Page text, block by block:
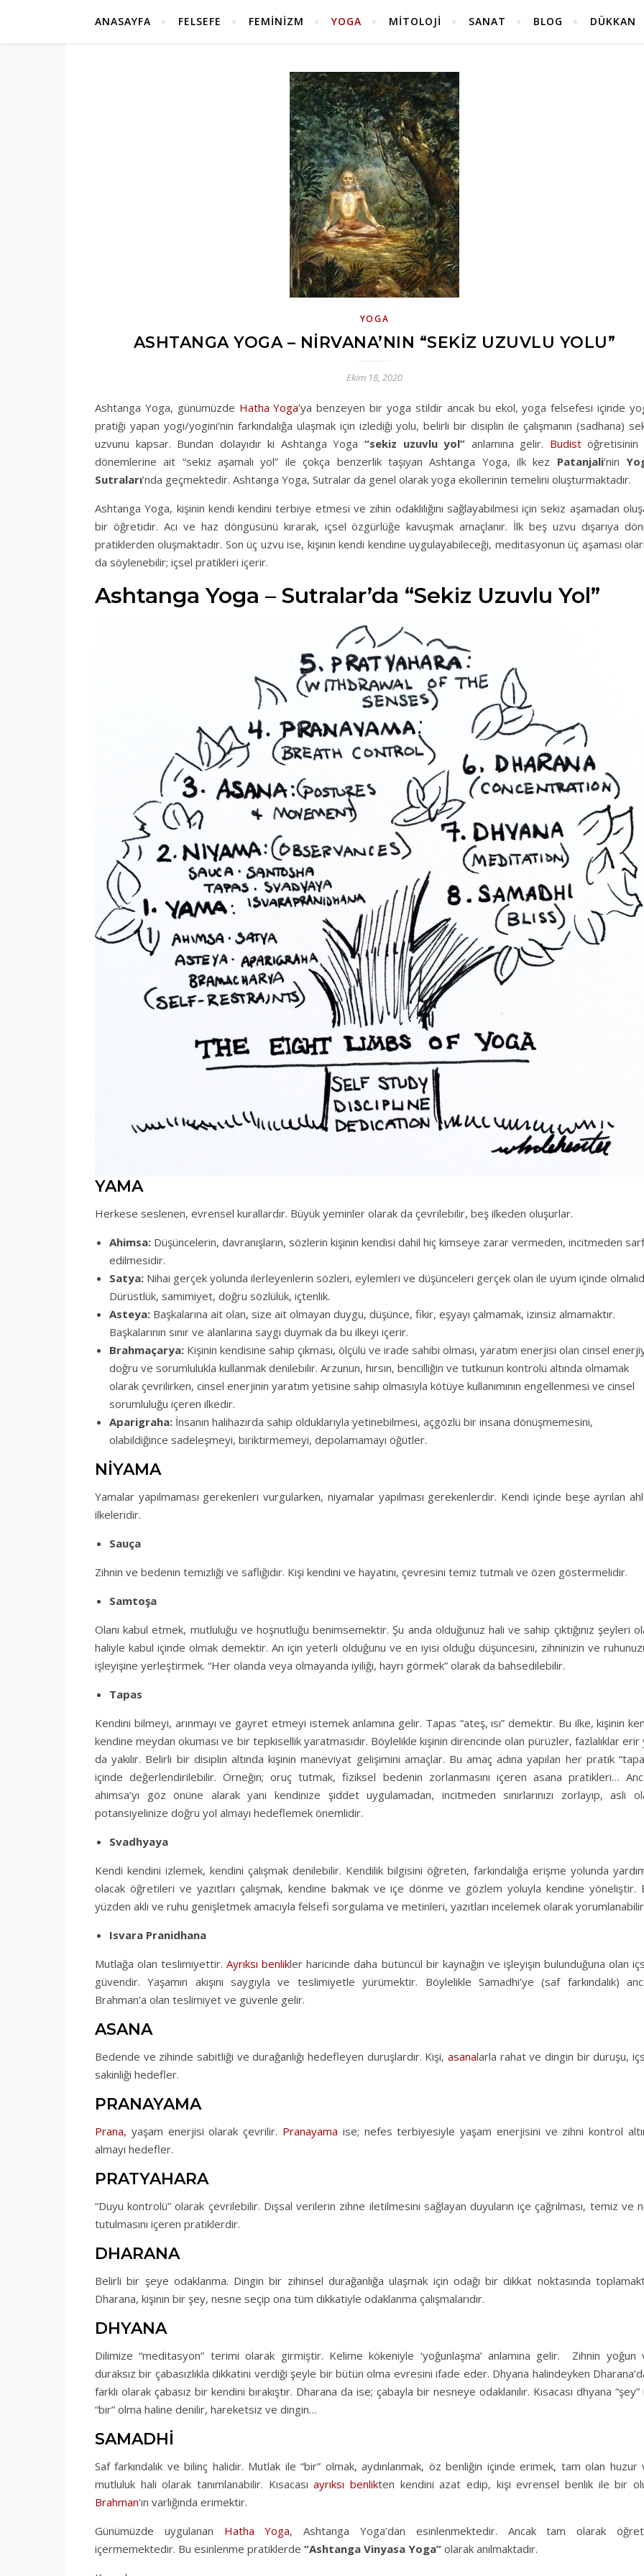
ANASAYFA FELSEFE FEMINIZM YOGA MITOLOJI SANAT BLOG DÜKKAN
YOGA
ASHTANGA YOGA – NIRVANA’NIN “SEKIZ UZUVLU YOLU”
Ekim 18, 2020
Ashtanga Yoga, günümüzde Hatha Yoga’ya benzeyen bir yoga stildir ancak bu ekol, yoga felsefesi içinde
pratiği yapan yogi/yogini’nin farkındalığa ulaşmak için izlediği yolu, belirli bir disiplin ile çalışmanın (sadhana)
uzvunu kapsar. Bundan dolayıdır ki Ashtanga Yoga “sekiz uzuvlu yol” anlamına gelir. Budistöğretisinin
dönemlerine ait “sekiz aşamalı yol” ile çokça benzerlik taşıyan Ashtanga Yoga, ilk kez Patanjali’nin
Sutraları’nda geçmektedir. Ashtanga Yoga, Sutralar da genel olarak yoga ekollerinin temelini oluşturmaktadır.
Ashtanga Yoga, kişinin kendi kendini terbiye etmesi ve zihin odaklılığını sağlayabilmesi için sekiz aşamadan
bir öğretidir. Acı ve haz döngüsünü kırarak, içsel özgürlüğe kavuşmak amaçlanır. İlk beş uzvu dışarıya
pratiklerden oluşmaktadır. Son üç uzvu ise, kişinin kendi kendine uygulayabileceği, meditasyonun üç aşaması
da söylenebilir; içsel pratikleri içerir.
Ashtanga Yoga – Sutralar’da “Sekiz Uzuvlu Yol”
YAMA
Herkese seslenen, evrensel kurallardır. Büyük yeminler olarak da çevrilebilir, beş ilkeden oluşurlar.
Ahimsa: Düşüncelerin, davranışların, sözlerin kişinin kendisi dahil hiç kimseye zarar vermeden, incitmeden sarf
edilmesidir.
Satya: Nihai gerçek yolunda ilerleyenlerin sözleri, eylemleri ve düşünceleri gerçek olan ile uyum içinde
Dürüstlük, samimiyet, doğru sözlülük, içtenlik.
Asteya: Başkalarına ait olan, size ait olmayan duygu, düşünce, fikir, eşyayı çalmamak, izinsiz almamaktır.
Başkalarının sınır ve alanlarına saygı duymak da bu ilkeyi içerir.
Brahmaçarya: Kişinin kendisine sahip çıkması, ölçülü ve irade sahibi olması, yaratım enerjisi olan cinsel
doğru ve sorumlulukla kullanmak denilebilir. Arzunun, hırsın, bencilliğin ve tutkunun kontrolü altında olmamak
olarak çevrilirken, cinsel enerjinin yaratım yetisine sahip olmasıyla kötüye kullanımının engellenmesi ve cinsel
sorumluluğu içeren ilkedir.
Aparigraha: İnsanın halihazırda sahip olduklarıyla yetinebilmesi, açgözlü bir insana dönüşmemesini,
olabildiğince sadeleşmeyi, biriktirmemeyi, depolamamayı öğütler.
NİYAMA
Yamalar yapılmaması gerekenleri vurgularken, niyamalar yapılması gerekenlerdir. Kendi içinde beşe ayrılan
ilkeleridir.
Sauça
Zihnin ve bedenin temizliği ve saflığıdır. Kişi kendini ve hayatını, çevresini temiz tutmalı ve özen göstermelidir.
Samtoşa
Olanı kabul etmek, mutluluğu ve hoşnutluğu benimsemektir. Şu anda olduğunuz hali ve sahip çıktığınız şeyleri
haliyle kabul içinde olmak demektir. An için yeterli olduğunu ve en iyisi olduğu düşüncesini, zihninizin ve
işleyişine yerleştirmek. “Her olanda veya olmayanda iyiliği, hayrı görmek” olarak da bahsedilebilir.
Tapas
Kendini bilmeyi, arınmayı ve gayret etmeyi istemek anlamına gelir. Tapas “ateş, ısı” demektir. Bu ilke, kişinin
kendine meydan okuması ve bir tepkisellik yaratmasıdır. Böylelikle kişinin direncinde olan pürüzler, fazlalıklar erir
da yakılır. Belirli bir disiplin altında kişinin maneviyat gelişimini amaçlar. Bu amaç adına yapılan her pratik
içinde değerlendirilebilir. Örneğin; oruç tutmak, fiziksel bedenin zorlanmasını içeren asana pratikleri…
ahimsa’yı göz önüne alarak yani kendinize şiddet uygulamadan, incitmeden sınırlarınızı zorlayıp, asli
potansiyelinize doğru yol almayı hedeflemek önemlidir.
Svadhyaya
Kendi kendini izlemek, kendini çalışmak denilebilir. Kendilik bilgisini öğreten, farkındalığa erişme yolunda
olacak öğretileri ve yazıtları çalışmak, kendine bakmak ve içe dönme ve gözlem yoluyla kendine yöneliştir.
yüzden aklı ve ruhu genişletmek amacıyla felsefi sorgulama ve metinleri, yazıtları incelemek olarak
Isvara Pranidhana
Mutlağa olan teslimiyettir.Ayrıksı benlikler haricinde daha bütüncül bir kaynağın ve işleyişin bulunduğuna olan
güvendir. Yaşamın akışını saygıyla ve teslimiyetle yürümektir. Böylelikle Samadhi’ye (saf farkındalık)
Brahman’a olan teslimiyet ve güvenle gelir.
ASANA
Bedende ve zihinde sabitliği ve durağanlığı hedefleyen duruşlardır. Kişi, asanalarla rahat ve dingin bir duruşu,
sakinliği hedefler.
PRANAYAMA
Prana, yaşam enerjisi olarak çevrilir. Pranayama ise; nefes terbiyesiyle yaşam enerjisini ve zihni kontrol
almayı hedefler.
PRATYAHARA
“Duyu kontrolü” olarak çevrilebilir. Dışsal verilerin zihne iletilmesini sağlayan duyuların içe çağrılması, temiz ve
tutulmasını içeren pratiklerdir.
DHARANA
Belirli bir şeye odaklanma. Dingin bir zihinsel durağanlığa ulaşmak için odağı bir dikkat noktasında
Dharana, kişinin bir şey, nesne seçip ona tüm dikkatiyle odaklanma çalışmalarıdır.
DHYANA
Dilimize “meditasyon” terimi olarak girmiştir. Kelime kökeniyle ‘yoğunlaşma’ anlamına gelir. Zihnin yoğun
duraksız bir çabasızlıkla dikkatini verdiği şeyle bir bütün olma evresini ifade eder. Dhyana halindeyken
farklı olarak çabasız bir kendini bırakıştır. Dharana da ise; çabayla bir nesneye odaklanılır. Kısacası dhyana “şey”
“bir” olma haline denilir, hareketsiz ve dingin…
SAMADHİ
Saf farkındalık ve bilinç halidir. Mutlak ile “bir” olmak, aydınlanmak, öz benliğin içinde erimek, tam olan huzur
mutluluk hali olarak tanımlanabilir. Kısacasıayrıksı benlikten kendini azat edip, kişi evrensel benlik ile bir
Brahman’ın varlığında erimektir.
Günümüzde uygulanan Hatha Yoga, Ashtanga Yoga’dan esinlenmektedir. Ancak tam olarak
içermemektedir. Bu esinlenme pratiklerde “Ashtanga Vinyasa Yoga” olarak anılmaktadır.